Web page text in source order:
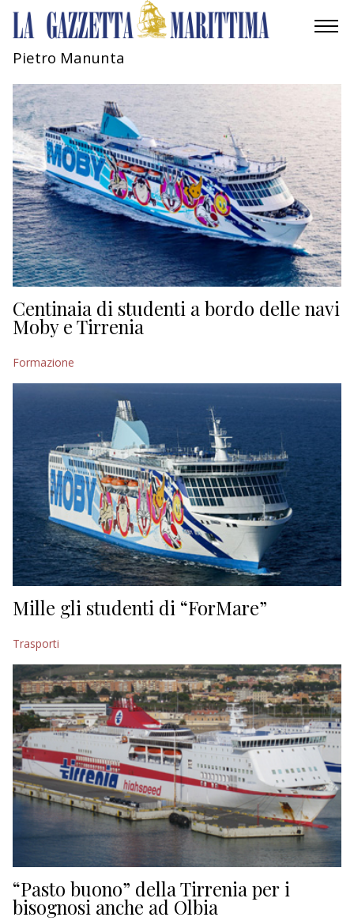
MOBILITÀ
INDUSTRIA
RICERCA
ECONOMIA
TURISMO
CULTURA
NAUTICA
EDITORIALI
Pietro Manunta
Centinaia di studenti a bordo delle navi
Moby e Tirrenia
Formazione
Mille gli studenti di “ForMare”
Trasporti
“Pasto buono” della Tirrenia per i
bisognosi anche ad Olbia